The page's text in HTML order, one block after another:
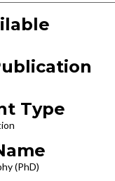
Type
(PhD)